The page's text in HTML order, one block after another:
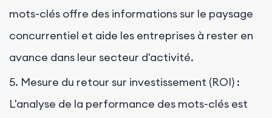
mots-clés offre des informations sur le paysage
concurrentiel et aide les entreprises à rester en
avance dans leur secteur d'activité.
5. Mesure du retour sur investissement (ROI) :
L'analyse de la performance des mots-clés est